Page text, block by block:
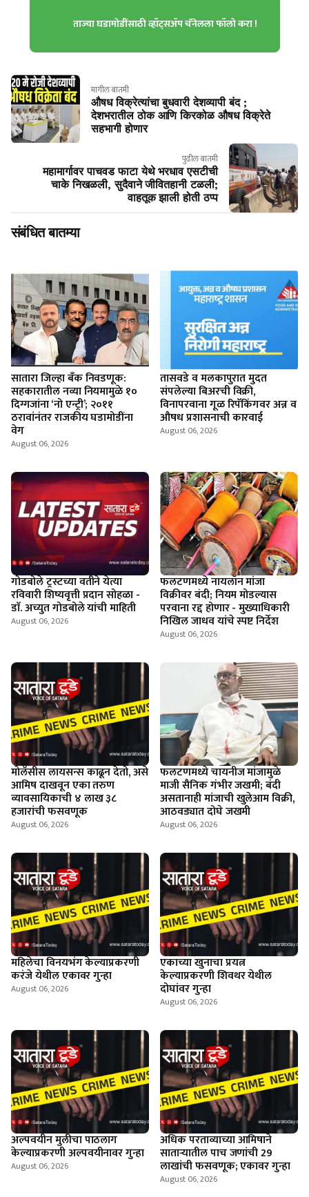
ताज्या घडामोडींसाठी व्हॉट्सॲप चॅनेलला फॉलो करा !
मागील बातमी
औषध विक्रेत्यांचा बुधवारी देशव्यापी बंद ;
देशभरातील ठोक आणि किरकोळ औषध विक्रेते
सहभागी होणार
पुढील बातमी
महामार्गावर पाचवड फाटा येथे भरधाव एसटीची
चाके निखळली, सुदैवाने जीवितहानी टळली;
वाहतूक झाली होती ठप्प
संबंधित बातम्या
सातारा जिल्हा बँक निवडणूक:
सहकारातील नव्या नियमामुळे १०
दिग्गजांना ‘नो एन्ट्री’; २०११
ठरावांनंतर राजकीय घडामोडींना
वेग
August 06, 2026
तासवडे व मलकापुरात मुदत
संपलेल्या बिअरची विक्री,
विनापरवाना गूळ रिपॅकिंगवर अन्न व
औषध प्रशासनाची कारवाई
August 06, 2026
गोडबोले ट्रस्टच्या वतीने येत्या
रविवारी शिष्यवृत्ती प्रदान सोहळा -
डाॅ. अच्युत गोडबोले यांची माहिती
August 06, 2026
फलटणमध्ये नायलॉन मांजा
विक्रीवर बंदी; नियम मोडल्यास
परवाना रद्द होणार - मुख्याधिकारी
निखिल जाधव यांचे स्पष्ट निर्देश
August 06, 2026
माेलॅसीस लायसन्स काढून देतो, असे
आमिष दाखवून एका तरुण
व्यावसायिकाची ४ लाख ३८
हजारांची फसवणूक
August 06, 2026
फलटणमध्ये चायनीज मांजामुळे
माजी सैनिक गंभीर जखमी; बंदी
असतानाही मांजाची खुलेआम विक्री,
आठवड्यात दोघे जखमी
August 06, 2026
महिलेचा विनयभंग केल्याप्रकरणी
करंजे येथील एकावर गुन्हा
August 06, 2026
एकाच्या खुनाचा प्रयत्न
केल्याप्रकरणी शिवथर येथील
दोघांवर गुन्हा
August 06, 2026
अल्पवयीन मुलीचा पाठलाग
केल्याप्रकरणी अल्पवयीनावर गुन्हा
August 06, 2026
अधिक परताव्याच्या आमिषाने
साताऱ्यातील पाच जणांची 29
लाखांची फसवणूक; एकावर गुन्हा
August 06, 2026